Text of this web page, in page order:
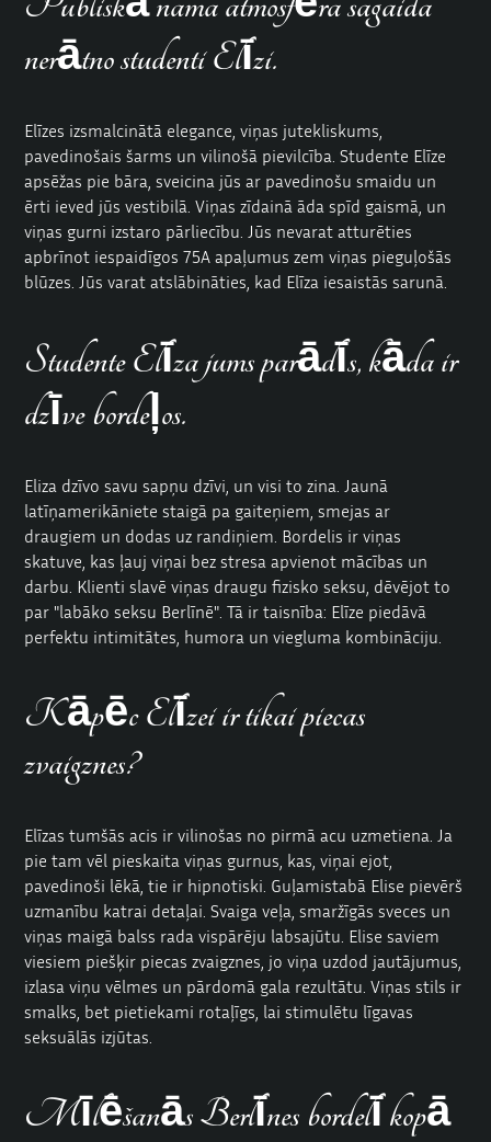
nerātno studenti Elīzi.
Elīzes izsmalcinātā elegance, viņas jutekliskums,
pavedinošais šarms un vilinošā pievilcība. Studente Elīze
apsēžas pie bāra, sveicina jūs ar pavedinošu smaidu un
ērti ieved jūs vestibilā. Viņas zīdainā āda spīd gaismā, un
viņas gurni izstaro pārliecību. Jūs nevarat atturēties
apbrīnot iespaidīgos 75A apaļumus zem viņas pieguļošās
blūzes. Jūs varat atslābināties, kad Elīza iesaistās sarunā.
Studente Elīza jums parādīs, kāda ir
dzīve bordeļos.
Eliza dzīvo savu sapņu dzīvi, un visi to zina. Jaunā
latīņamerikāniete staigā pa gaiteņiem, smejas ar
draugiem un dodas uz randiņiem. Bordelis ir viņas
skatuve, kas ļauj viņai bez stresa apvienot mācības un
darbu. Klienti slavē viņas draugu fizisko seksu, dēvējot to
par "labāko seksu Berlīnē". Tā ir taisnība: Elīze piedāvā
perfektu intimitātes, humora un viegluma kombināciju.
Kāpēc Elīzei ir tikai piecas
zvaigznes?
Elīzas tumšās acis ir vilinošas no pirmā acu uzmetiena. Ja
pie tam vēl pieskaita viņas gurnus, kas, viņai ejot,
pavedinoši lēkā, tie ir hipnotiski. Guļamistabā Elise pievērš
uzmanību katrai detaļai. Svaiga veļa, smaržīgās sveces un
viņas maigā balss rada vispārēju labsajūtu. Elise saviem
viesiem piešķir piecas zvaigznes, jo viņa uzdod jautājumus,
izlasa viņu vēlmes un pārdomā gala rezultātu. Viņas stils ir
smalks, bet pietiekami rotaļīgs, lai stimulētu līgavas
seksuālās izjūtas.
Mīlēšanās Berlīnes bordelī kopā